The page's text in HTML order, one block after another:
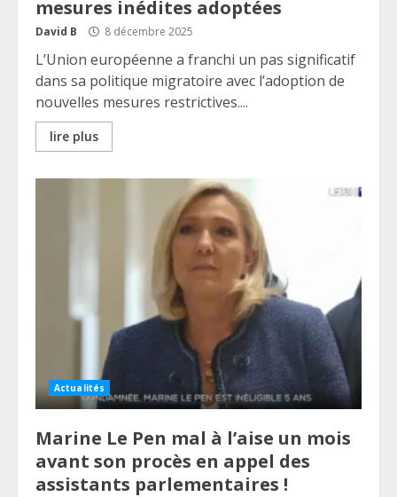
mesures inédites adoptées
David B 8 décembre 2025
L’Union européenne a franchi un pas significatif
dans sa politique migratoire avec l’adoption de
nouvelles mesures restrictives....
lire plus
Actualités
Marine Le Pen mal à l’aise un mois
avant son procès en appel des
assistants parlementaires !